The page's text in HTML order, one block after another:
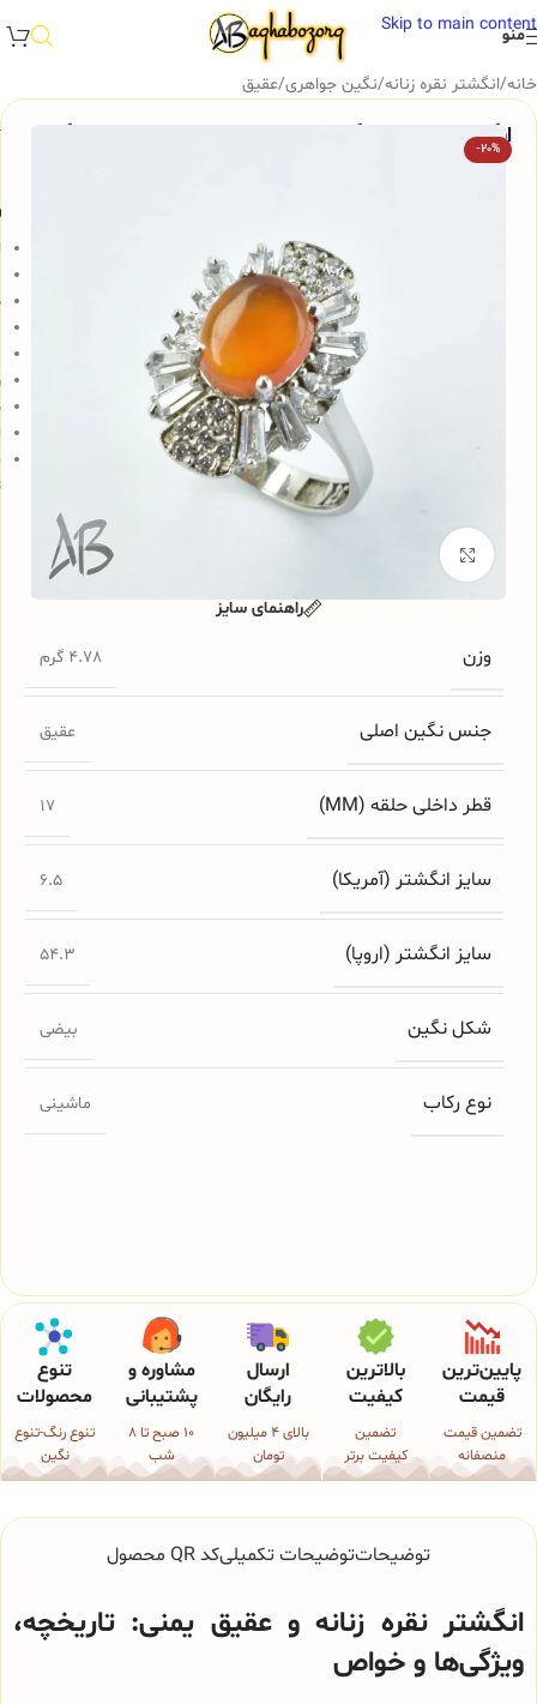
Skip to main content
منو
خانه/انگشتر نقره زنانه/نگین جواهری/عقیق
انگشتر نقره زنانه نگین عقیق یمنی اصل کد 300 آقابزرگ
-20%
برای بزرگنمایی کلیک کنید
وزن 4.78 گرم
جنس نگین اصلی عقیق
قطر داخلی حلقه (MM) 17
سایز انگشتر (آمریکا) 6.5
سایز انگشتر (اروپا) 54.3
شکل نگین بیضی
نوع رکاب ماشینی
راهنمای سایز
پایین‌ترین
قیمت
تضمین قیمت
منصفانه
بالاترین
کیفیت
تضمین
کیفیت برتر
ارسال
رایگان
بالای 4 میلیون
تومان
مشاوره و
پشتیبانی
10 صبح تا 8
شب
تنوع
محصولات
تنوع رنگ-تنوع
نگین
توضیحاتتوضیحات تکمیلیکد QR محصول
انگشتر نقره زنانه و عقیق یمنی: تاریخچه،
ویژگی‌ها و خواص